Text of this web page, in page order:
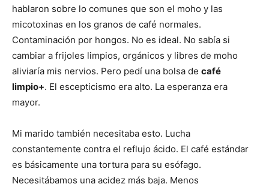
hablaron sobre lo comunes que son el moho y las
micotoxinas en los granos de café normales.
Contaminación por hongos. No es ideal. No sabía si
cambiar a frijoles limpios, orgánicos y libres de moho
aliviaría mis nervios. Pero pedí una bolsa de café
limpio+. El escepticismo era alto. La esperanza era
mayor.
Mi marido también necesitaba esto. Lucha
constantemente contra el reflujo ácido. El café estándar
es básicamente una tortura para su esófago.
Necesitábamos una acidez más baja. Menos